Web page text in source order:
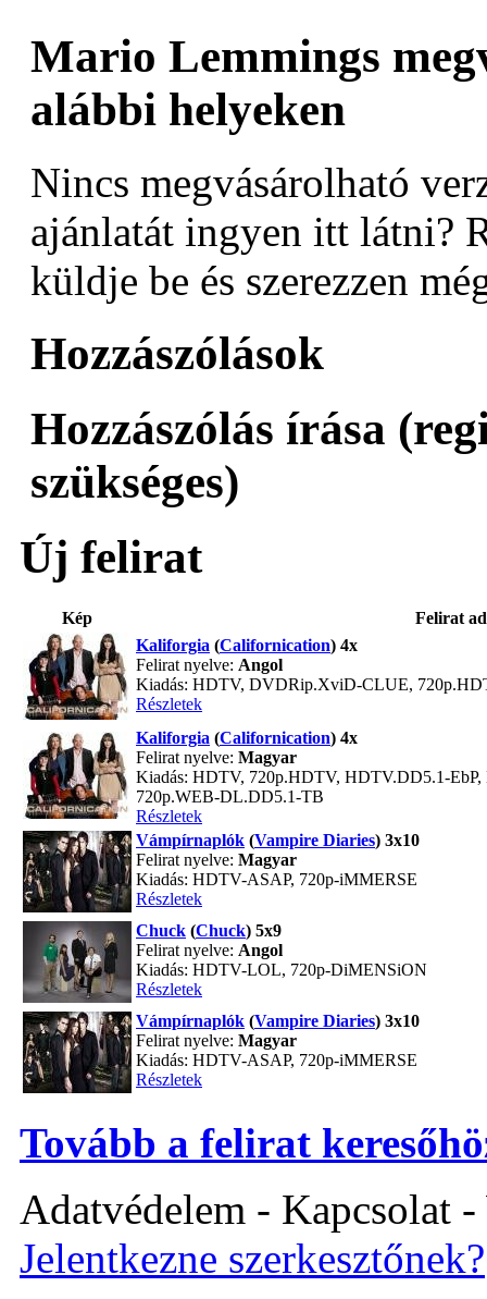
Mario Lemmings
alábbi helyeken
Nincs megvásárolható
ajánlatát ingyen itt látni?
küldje be és szerezzen
Hozzászólások
Hozzászólás írása
szükséges)
Új felirat
Kép
Felirat
Kaliforgia (Californication) 4x
Felirat nyelve: Angol
Kiadás: HDTV, DVDRip.XviD-CLUE,
Részletek
Kaliforgia (Californication) 4x
Felirat nyelve: Magyar
Kiadás: HDTV, 720p.HDTV, HDTV.DD5.1-
720p.WEB-DL.DD5.1-TB
Részletek
Vámpírnaplók (Vampire Diaries) 3x10
Felirat nyelve: Magyar
Kiadás: HDTV-ASAP, 720p-iMMERSE
Részletek
Chuck (Chuck) 5x9
Felirat nyelve: Angol
Kiadás: HDTV-LOL, 720p-DiMENSiON
Részletek
Vámpírnaplók (Vampire Diaries) 3x10
Felirat nyelve: Magyar
Kiadás: HDTV-ASAP, 720p-iMMERSE
Részletek
Tovább a felirat
Adatvédelem - Kapcsolat
Jelentkezne szerkesztőnek?